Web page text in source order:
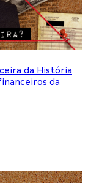
da História
da